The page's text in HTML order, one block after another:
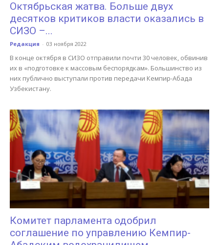
Октябрьская жатва. Больше двух
десятков критиков власти оказались в
СИЗО –...
Редакция - 03 ноября 2022
В конце октября в СИЗО отправили почти 30 человек, обвинив
их в «подготовке к массовым беспорядкам». Большинство из
них публично выступали против передачи Кемпир-Абада
Узбекистану.
Комитет парламента одобрил
соглашение по управлению Кемпир-